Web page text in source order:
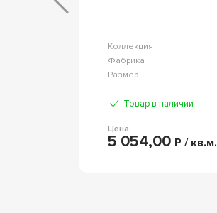
Коллекция
Фабрика
Размер
Товар в наличии
Цена
5 054,00 Р / кв.м.